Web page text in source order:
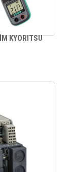
KYORITSU